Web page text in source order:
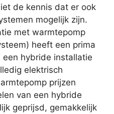
de kennis dat er ook
mogelijk zijn.
met warmtepomp
heeft een prima
een hybride installatie
elektrisch
prijzen
van een hybride
geprijsd, gemakkelijk